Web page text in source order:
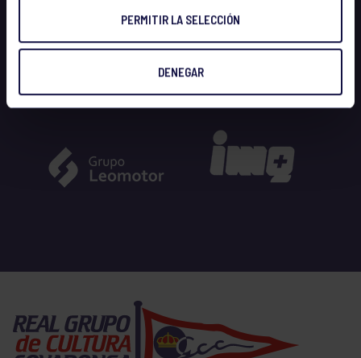
PERMITIR LA SELECCIÓN
DENEGAR